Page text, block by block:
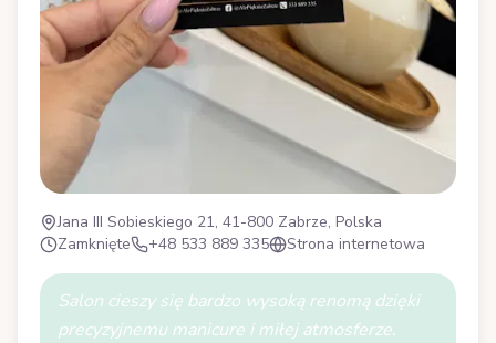
Jana III Sobieskiego 21, 41-800 Zabrze, Polska
Zamknięte
+48 533 889 335 Strona internetowa
Salon cieszy się bardzo wysoką renomą dzięki
precyzyjnemu manicure i miłej atmosferze.